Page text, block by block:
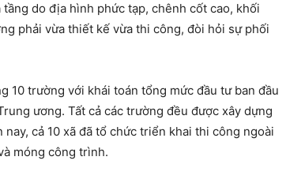
do địa hình phức tạp, chênh cốt cao, khối
phải vừa thiết kế vừa thi công, đòi hỏi sự phối
10 trường với khái toán tổng mức đầu tư ban đầu
ương. Tất cả các trường đều được xây dựng
cả 10 xã đã tổ chức triển khai thi công ngoài
móng công trình.